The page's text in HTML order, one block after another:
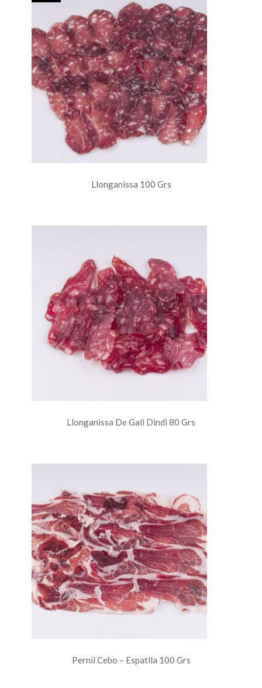
Llonganissa 100 Grs
Llonganissa De Gall Dindi 80 Grs
Pernil Cebo – Espatlla 100 Grs